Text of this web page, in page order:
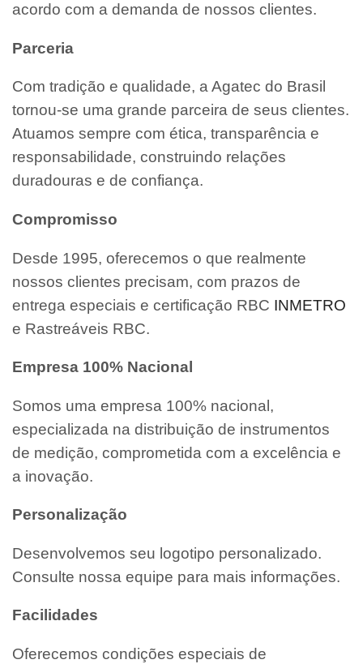
acordo com a demanda de nossos clientes.
Parceria
Com tradição e qualidade, a Agatec do Brasil
tornou-se uma grande parceira de seus clientes.
Atuamos sempre com ética, transparência e
responsabilidade, construindo relações
duradouras e de confiança.
Compromisso
Desde 1995, oferecemos o que realmente
nossos clientes precisam, com prazos de
entrega especiais e certificação RBC INMETRO
e Rastreáveis RBC.
Empresa 100% Nacional
Somos uma empresa 100% nacional,
especializada na distribuição de instrumentos
de medição, comprometida com a excelência e
a inovação.
Personalização
Desenvolvemos seu logotipo personalizado.
Consulte nossa equipe para mais informações.
Facilidades
Oferecemos condições especiais de